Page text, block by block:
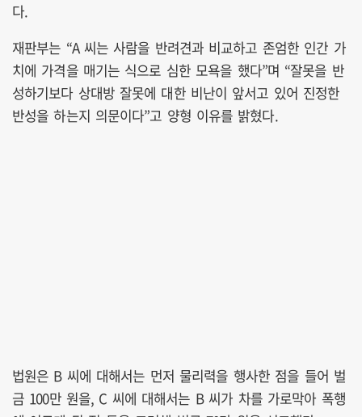
다.
재판부는 “A 씨는 사람을 반려견과 비교하고 존엄한 인간 가
치에 가격을 매기는 식으로 심한 모욕을 했다”며 “잘못을 반
성하기보다 상대방 잘못에 대한 비난이 앞서고 있어 진정한
반성을 하는지 의문이다”고 양형 이유를 밝혔다.
법원은 B 씨에 대해서는 먼저 물리력을 행사한 점을 들어 벌
금 100만 원을, C 씨에 대해서는 B 씨가 차를 가로막아 폭행